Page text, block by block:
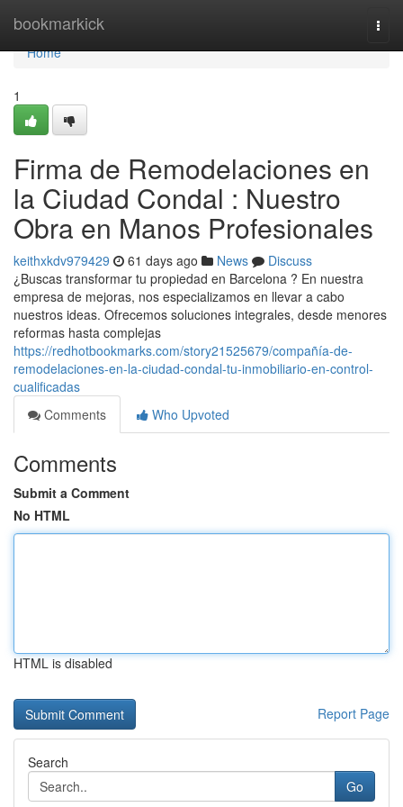
bookmarkick
Home
Home
1
Firma de Remodelaciones en
la Ciudad Condal : Nuestro
Obra en Manos Profesionales
keithxkdv979429 61 days ago News
Discuss
¿Buscas transformar tu propiedad en Barcelona ? En nuestra
empresa de mejoras, nos especializamos en llevar a cabo
nuestros ideas. Ofrecemos soluciones integrales, desde menores
reformas hasta complejas
https://redhotbookmarks.com/story21525679/compañía-de-
remodelaciones-en-la-ciudad-condal-tu-inmobiliario-en-control-
cualificadas
Comments
Who Upvoted
Comments
Submit a Comment
No HTML
HTML is disabled
Report Page
Search
Go